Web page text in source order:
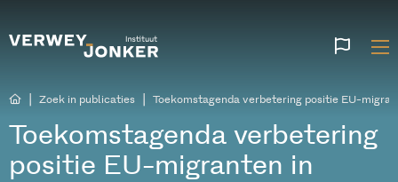
Zoek in publicaties Toekomstagenda verbetering positie EU-
Toekomstagenda verbetering
positie EU-migranten in